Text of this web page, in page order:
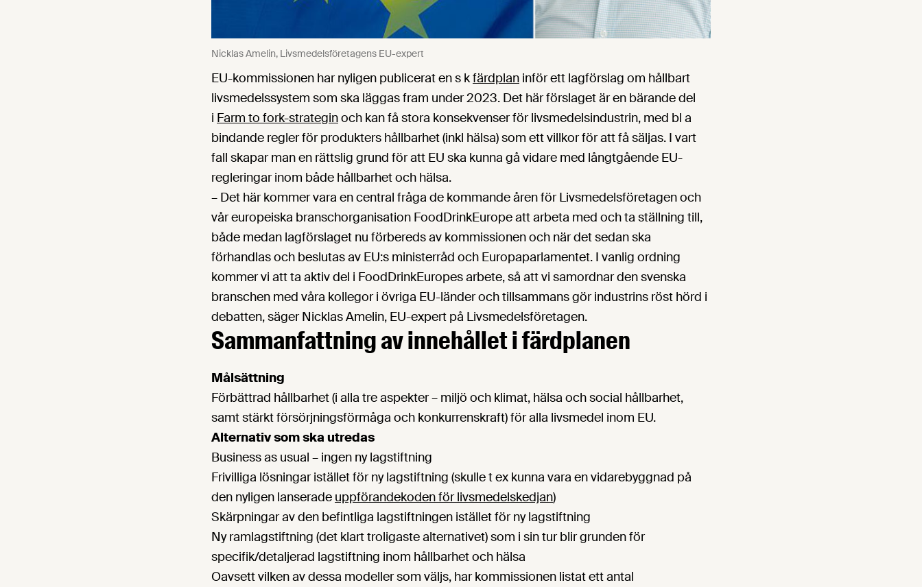
Nicklas Amelin, Livsmedelsföretagens EU-expert
EU-kommissionen har nyligen publicerat en s kfärdplan inför ett lagförslag om hållbart
livsmedelssystem som ska läggas fram under 2023. Det här förslaget är en bärande del
i Farm to fork-strateginoch kan få stora konsekvenser för livsmedelsindustrin, med bl a
bindande regler för produkters hållbarhet (inkl hälsa) som ett villkor för att få säljas. I vart
fall skapar man en rättslig grund för att EU ska kunna gå vidare med långtgående EU-
regleringar inom både hållbarhet och hälsa.
– Det här kommer vara en central fråga de kommande åren för Livsmedelsföretagen och
vår europeiska branschorganisation FoodDrinkEurope att arbeta med och ta ställning till,
både medan lagförslaget nu förbereds av kommissionen och när det sedan ska
förhandlas och beslutas av EU:s ministerråd och Europaparlamentet. I vanlig ordning
kommer vi att ta aktiv del i FoodDrinkEuropes arbete, så att vi samordnar den svenska
branschen med våra kollegor i övriga EU-länder och tillsammans gör industrins röst hörd i
debatten, säger Nicklas Amelin, EU-expert på Livsmedelsföretagen.
Sammanfattning av innehållet i färdplanen
Målsättning
Förbättrad hållbarhet (i alla tre aspekter – miljö och klimat, hälsa och social hållbarhet,
samt stärkt försörjningsförmåga och konkurrenskraft) för alla livsmedel inom EU.
Alternativ som ska utredas
Business as usual – ingen ny lagstiftning
Frivilliga lösningar istället för ny lagstiftning (skulle t ex kunna vara en vidarebyggnad på
den nyligen lanserade uppförandekoden för livsmedelskedjan)
Skärpningar av den befintliga lagstiftningen istället för ny lagstiftning
Ny ramlagstiftning (det klart troligaste alternativet) som i sin tur blir grunden för
specifik/detaljerad lagstiftning inom hållbarhet och hälsa
Oavsett vilken av dessa modeller som väljs, har kommissionen listat ett antal